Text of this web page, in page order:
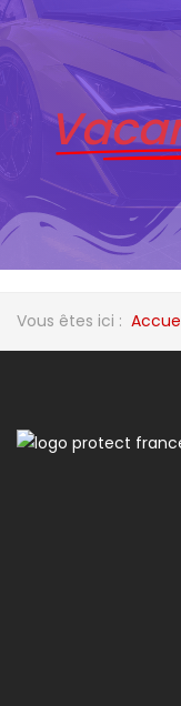
Vous êtes ici :